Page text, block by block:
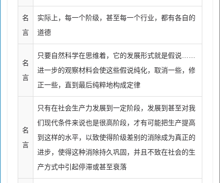
名
言
实际上，每一个阶级，甚至每一个行业，都有各自的
道德
名
言
只要自然科学在思维着，它的发展形式就是假说……
进一步的观察材料会使这些假说纯化，取消一些，修
正一些，直到最后纯粹地构成定律
名
言
只有在社会生产力发展到一定阶段，发展到甚至对我
们现代条件来说也是很高阶段，才有可能把生产提高
到这样的水平，以致使得阶级差别的消除成为真正的
进步，使得这种消除持久巩固，并且不致在社会的生
产方式中引起停滞或甚至衰落